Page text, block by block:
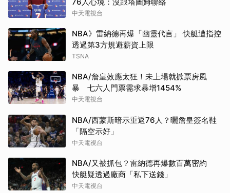
中天電視台
NBA》雷納德再爆「幽靈代言」 快艇遭指控
透過第3方規避薪資上限
TSNA
NBA/詹皇效應太狂！未上場就掀票房風
暴 七六人門票需求暴增1454%
中天電視台
NBA/西蒙斯暗示重返76人？曬詹皇簽名鞋
「隔空示好」
中天電視台
NBA/又被抓包？雷納德再爆數百萬密約
快艇疑透過廠商「私下送錢」
中天電視台